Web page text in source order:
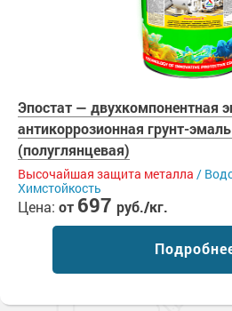
Эпостат — двухкомпонентная
антикоррозионная грунт-
(полуглянцевая)
Высочайшая защита металла /
Химстойкость
Цена: от 697 руб./кг.